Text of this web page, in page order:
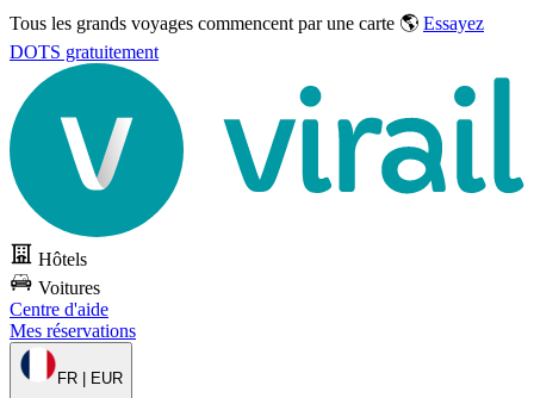
Tous les grands voyages commencent par une carte 🌎 Essayez
DOTS gratuitement
Hôtels
Voitures
Centre d'aide
Mes réservations
FR | EUR